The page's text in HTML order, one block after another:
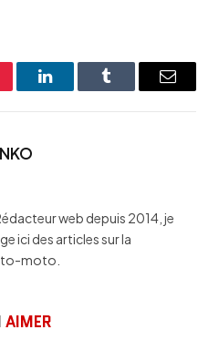
LinkedInTumblr Email
web depuis 2014, je
ici des articles sur la
moto.
AIMER